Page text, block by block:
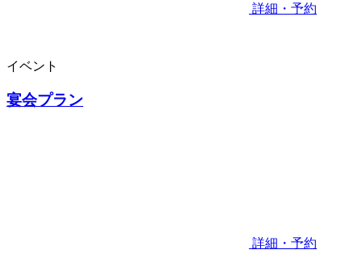
詳細・予約
イベント
宴会プラン
詳細・予約